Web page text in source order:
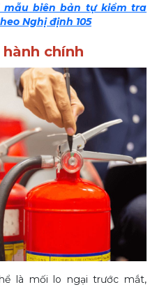
mẫu biên bản tự kiểm tra
Nghị định 105
chính
là mối lo ngại trước mắt,